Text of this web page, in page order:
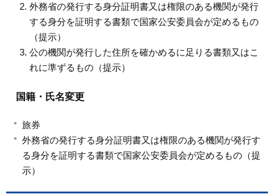
外務省の発行する身分証明書又は権限のある機関が発行
する身分を証明する書類で国家公安委員会が定めるもの
（提示）
公の機関が発行した住所を確かめるに足りる書類又はこ
れに準ずるもの（提示）
国籍・氏名変更
旅券
外務省の発行する身分証明書又は権限のある機関が発行す
る身分を証明する書類で国家公安委員会が定めるもの（提
示）